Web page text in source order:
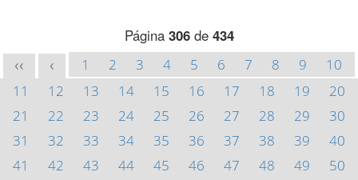
Página 306de 434
<< < 1 2 3 4 5 6 7 8 9
10
11
12 13 14 15 16 17 18 19
20
21
22 23 24 25 26 27 28 29
30
31
32 33 34 35 36 37 38 39
40
41
42 43 44 45 46 47 48 49
50